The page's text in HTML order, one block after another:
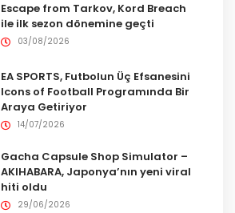
Escape from Tarkov, Kord Breach
ile ilk sezon dönemine geçti
03/08/2026
EA SPORTS, Futbolun Üç Efsanesini
Icons of Football Programında Bir
Araya Getiriyor
14/07/2026
Gacha Capsule Shop Simulator –
AKIHABARA, Japonya’nın yeni viral
hiti oldu
29/06/2026